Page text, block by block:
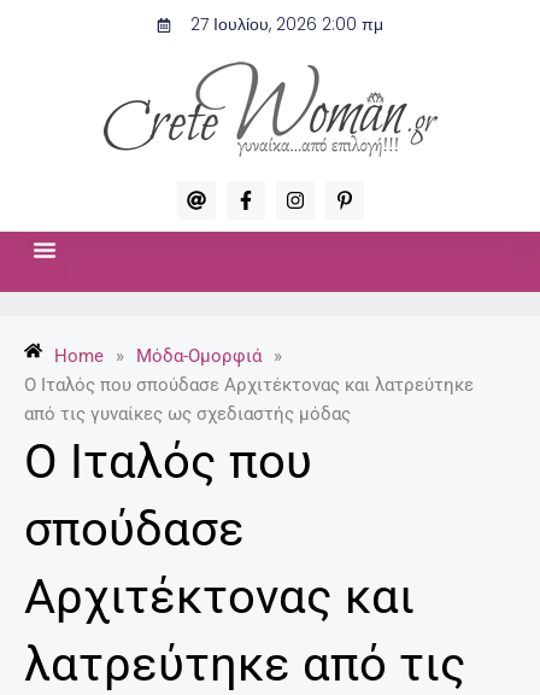
27 Ιουλίου, 2026 2:00 πμ
A
t
F
a
c
f
I
n
s
P
i
n
p
Home » Μόδα-Ομορφιά
»
Ο Ιταλός που σπούδασε Αρχιτέκτονας και λατρεύτηκε
από τις γυναίκες ως σχεδιαστής μόδας
Ο Ιταλός που
σπούδασε
Αρχιτέκτονας και
λατρεύτηκε από τις